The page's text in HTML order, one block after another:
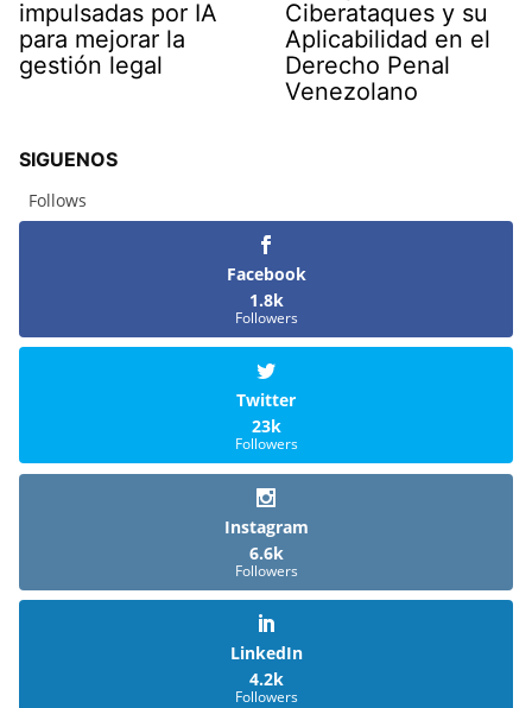
impulsadas por IA
para mejorar la
gestión legal
Ciberataques y su
Aplicabilidad en el
Derecho Penal
Venezolano
SIGUENOS
Follows
Facebook
1.8k
Followers
Twitter
23k
Followers
Instagram
6.6k
Followers
LinkedIn
4.2k
Followers